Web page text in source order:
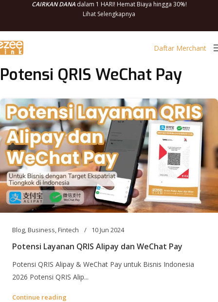
CAIRKAN DANAdalam 1 HARI! Hemat Biaya hingga 30%!
Lihat Selengkapnya
Daftar Merchant
Potensi QRIS WeChat Pay
Blog,Business,Fintech 10 Jun 2024
Potensi Layanan QRIS Alipay dan WeChat Pay
Potensi QRIS Alipay & WeChat Pay untuk Bisnis Indonesia
2026 Potensi QRIS Alip...
Continue reading